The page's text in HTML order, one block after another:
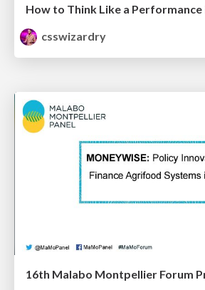
How to Think Like a Performance
csswizardry
16th Malabo Montpellier Forum